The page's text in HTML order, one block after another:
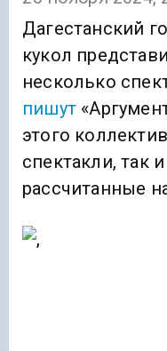
Дагестанский
кукол
несколько
пишут
этого
спектакли, так
рассчитанные